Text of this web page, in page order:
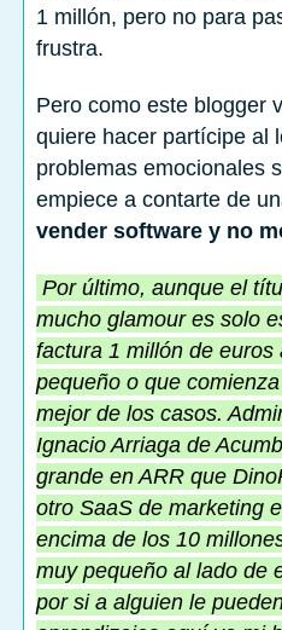
1 millón, pero no para
frustra.
Pero como este blogger
quiere hacer partícipe al
problemas emocionales
empiece a contarte de
vender software y no
Por último, aunque el
mucho glamour es solo
factura 1 millón de
pequeño o que
mejor de los casos.
Ignacio Arriaga de
grande en ARR que
otro SaaS de marketing
encima de los 10
muy pequeño al lado de
por si a alguien le